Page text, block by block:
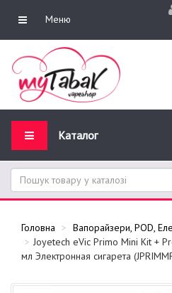
Меню
Каталог
Головна
Вапорайзери, POD,
Joyetech eVic Primo Mini Kit +
мл Электронная сигарета